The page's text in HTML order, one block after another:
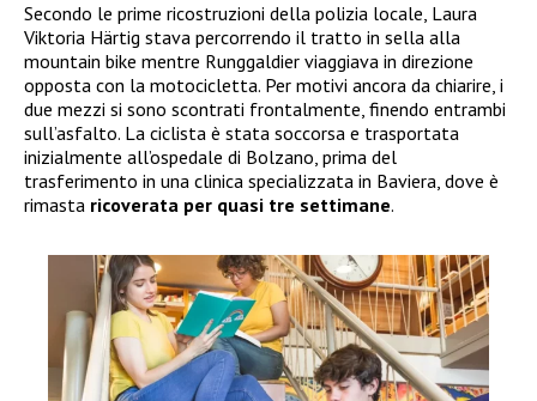
Secondo le prime ricostruzioni della polizia locale, Laura
Viktoria Härtig stava percorrendo il tratto in sella alla
mountain bike mentre Runggaldier viaggiava in direzione
opposta con la motocicletta. Per motivi ancora da chiarire, i
due mezzi si sono scontrati frontalmente, finendo entrambi
sull’asfalto. La ciclista è stata soccorsa e trasportata
inizialmente all’ospedale di Bolzano, prima del
trasferimento in una clinica specializzata in Baviera, dove è
rimasta ricoverata per quasi tre settimane.